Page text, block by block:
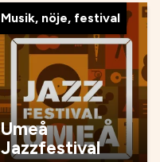
Musik, nöje, festival
Umeå
Jazzfestival